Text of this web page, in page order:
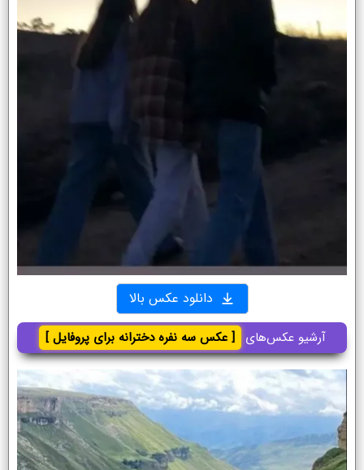
دانلود عکس بالا
آرشیو عکس‌های [ عکس سه نفره دخترانه برای پروفایل ]